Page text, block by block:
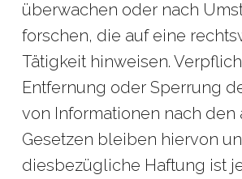
überwachen oder nach
forschen, die auf eine
Tätigkeit hinweisen.
Entfernung oder Sperrung
von Informationen nach
Gesetzen bleiben hiervon
diesbezügliche Haftung ist